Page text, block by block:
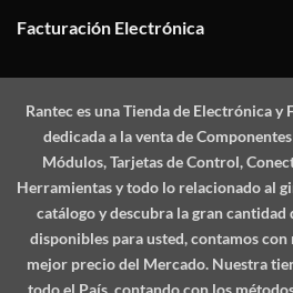
Facturación Electrónica
Ranteces una Tienda de Electrónica y
dedicada a la venta de
Módulos, Tarjetas de Control,
Herramientas y todo lo relacionado al
catálogo y descubra la gran
disponibles para usted, contamos
mejor precio del Mercado. Nuestra
todo el País, contando con los